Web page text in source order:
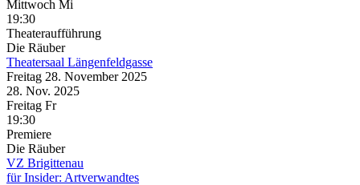
Mittwoch Mi
19:30
Theateraufführung
Die Räuber
Theatersaal Längenfeldgasse
Freitag 28. November 2025
28. Nov. 2025
Freitag Fr
19:30
Premiere
Die Räuber
VZ Brigittenau
für Insider: Artverwandtes